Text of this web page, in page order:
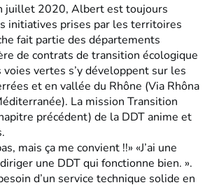
juillet 2020, Albert est toujours
initiatives prises par les territoires
fait partie des départements
de contrats de transition écologique
voies vertes s’y développent sur les
et en vallée du Rhône (Via Rhôna
La mission Transition
précédent) de la DDT anime et
mais ça me convient !!» «J’ai une
une DDT qui fonctionne bien. ».
d’un service technique solide en